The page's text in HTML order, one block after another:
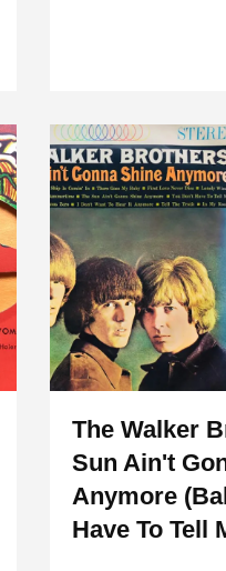
The Walker
Sun Ain't
Anymore
Have To Tell